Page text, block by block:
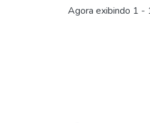
Agora exibindo 1 -